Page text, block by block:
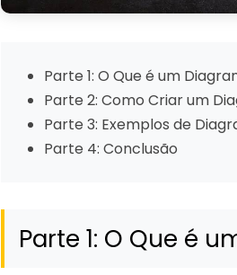
Parte 1: O Que é um
Parte 2: Como Criar um
Parte 3: Exemplos de
Parte 4: Conclusão
Parte 1: O Que é